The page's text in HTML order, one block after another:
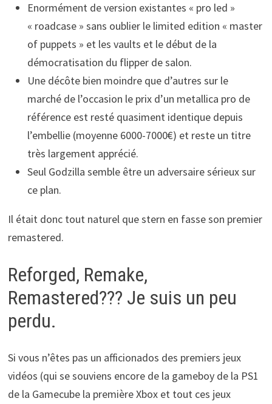
Enormément de version existantes « pro led »
« roadcase » sans oublier le limited edition « master
of puppets » et les vaults et le début de la
démocratisation du flipper de salon.
Une décôte bien moindre que d’autres sur le
marché de l’occasion le prix d’un metallica pro de
référence est resté quasiment identique depuis
l’embellie (moyenne 6000-7000€) et reste un titre
très largement apprécié.
Seul Godzilla semble être un adversaire sérieux sur
ce plan.
Il était donc tout naturel que stern en fasse son premier
remastered.
Reforged, Remake,
Remastered??? Je suis un peu
perdu.
Si vous n’êtes pas un afficionados des premiers jeux
vidéos (qui se souviens encore de la gameboy de la PS1
de la Gamecube la première Xbox et tout ces jeux